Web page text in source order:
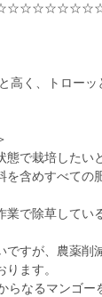
高く、トローッ
態で栽培したい
を含めすべての
業で除草してい
ですが、農薬削
ます。
らなるマンゴー